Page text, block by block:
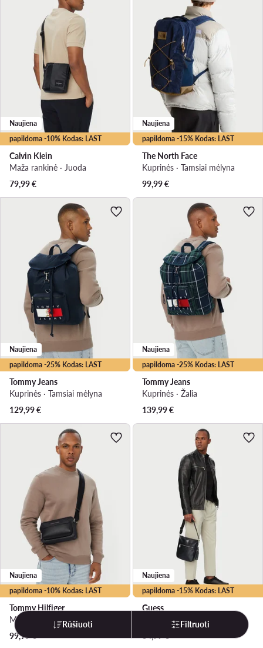
papildoma -10% Kodas: LAST
Naujiena
Calvin Klein
Maža rankinė · Juoda
79,99€
papildoma -15% Kodas: LAST
Naujiena
The North Face
Kuprinės · Tamsiai mėlyna
99,99€
papildoma -25% Kodas: LAST
Naujiena
Tommy Jeans
Kuprinės · Tamsiai mėlyna
129,99€
papildoma -25% Kodas: LAST
Naujiena
Tommy Jeans
Kuprinės · Žalia
139,99€
papildoma -10% Kodas: LAST
Naujiena
Tommy Hilfiger
Maža rankinė · Juoda
99,99€
papildoma -15% Kodas: LAST
Naujiena
Guess
Maža rankinė · Juoda
84,99€
Rūšiuoti Filtruoti